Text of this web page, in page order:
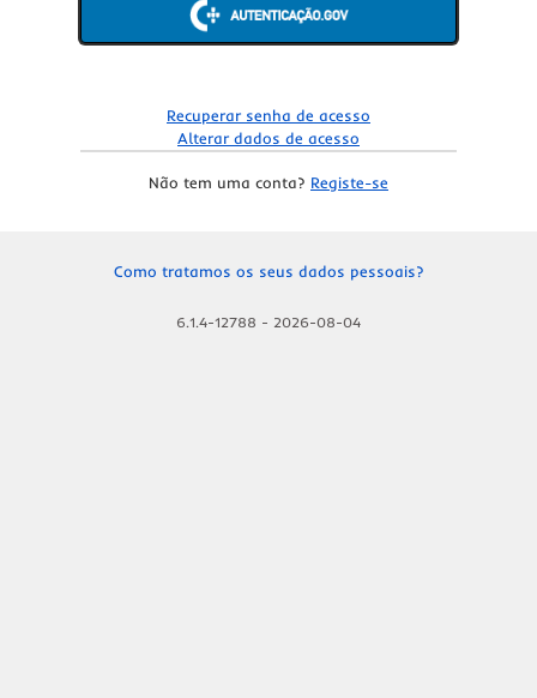
Recuperar senha de acesso
Alterar dados de acesso
Não tem uma conta? Registe-se
Como tratamos os seus dados pessoais?
6.1.4-12788 - 2026-08-04